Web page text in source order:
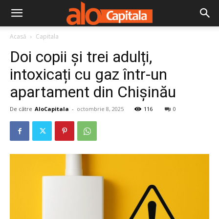
Acasă Capitala
Doi copii și trei adulți,
intoxicați cu gaz într-un
apartament din Chișinău
De către AloCapitala - octombrie 8, 2025 116 0